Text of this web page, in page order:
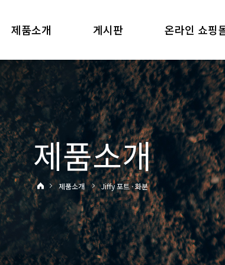
제품소개 게시판 온라인 쇼핑
제품소개
제품소개 Jiffy 포트 · 화분